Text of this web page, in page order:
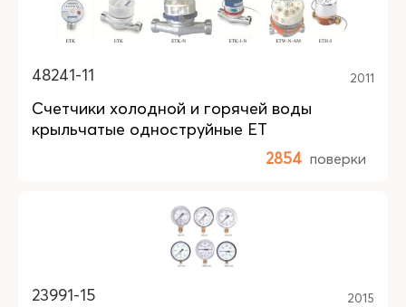
48241-11 2011
Счетчики холодной и горячей воды
крыльчатые одноструйные ET
2854 поверки
23991-15 2015